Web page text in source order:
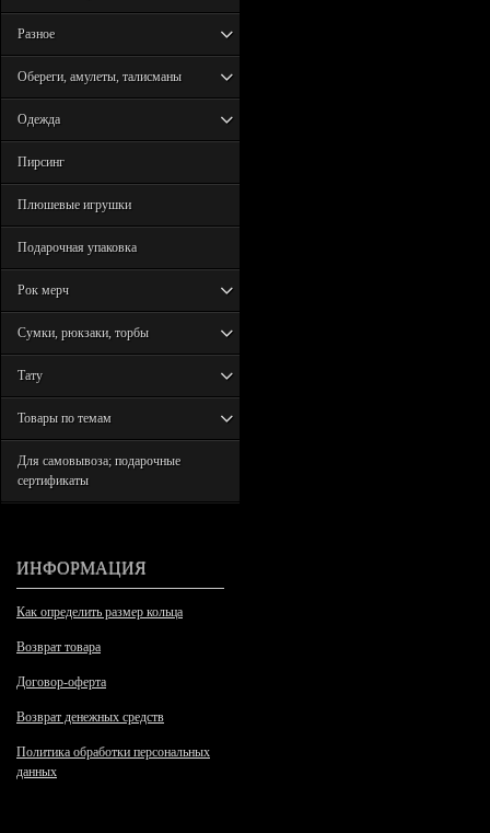
Разное
Обереги, амулеты, талисманы
Одежда
Пирсинг
Плюшевые игрушки
Подарочная упаковка
Рок мерч
Сумки, рюкзаки, торбы
Тату
Товары по темам
Для самовывоза; подарочные
сертификаты
ИНФОРМАЦИЯ
Как определить размер кольца
Возврат товара
Договор-оферта
Возврат денежных средств
Политика обработки персональных
данных